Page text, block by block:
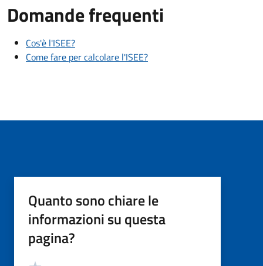
Domande frequenti
Cos'è l'ISEE?
Come fare per calcolare l'ISEE?
Quanto sono chiare le
informazioni su questa
pagina?